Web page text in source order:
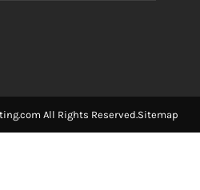
All Rights Reserved.Sitemap